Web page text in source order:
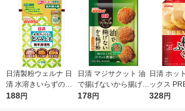
日清製粉ウェルナ 日
清 水溶きいらずのと
ろみ上手 詰め替え用
188円
日清 マジサクット 油
で揚げないから揚げ粉
しょうゆ味 鶏もも肉2
178円
日清 ホッ
ックス
ふっくら
328円